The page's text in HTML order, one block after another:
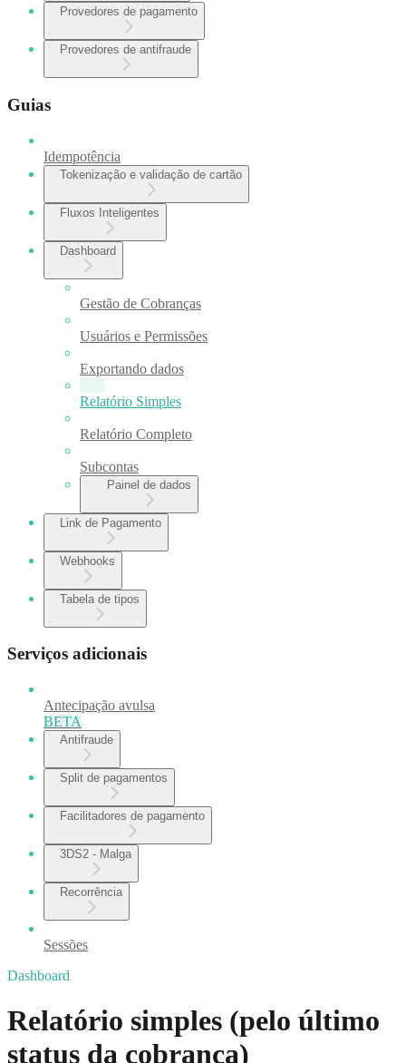
Provedores de pagamento
Provedores de antifraude
Guias
Idempotência
Tokenização e validação de cartão
Fluxos Inteligentes
Dashboard
Gestão de Cobranças
Usuários e Permissões
Exportando dados
Relatório Simples
Relatório Completo
Subcontas
Painel de dados
Link de Pagamento
Webhooks
Tabela de tipos
Serviços adicionais
Antecipação avulsa
BETA
Antifraude
Split de pagamentos
Facilitadores de pagamento
3DS2 - Malga
Recorrência
Sessões
Dashboard
Relatório simples (pelo último
status da cobrança)